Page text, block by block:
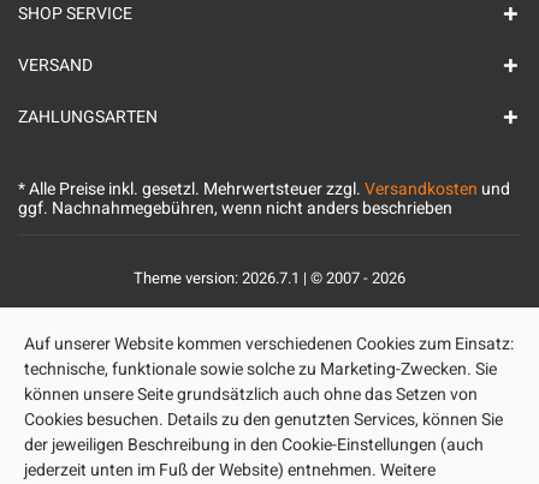
SHOP SERVICE
VERSAND
ZAHLUNGSARTEN
* Alle Preise inkl. gesetzl. Mehrwertsteuer zzgl.Versandkosten und
ggf. Nachnahmegebühren, wenn nicht anders beschrieben
Theme version: 2026.7.1 | © 2007 - 2026
Auf unserer Website kommen verschiedenen Cookies zum Einsatz:
technische, funktionale sowie solche zu Marketing-Zwecken. Sie
können unsere Seite grundsätzlich auch ohne das Setzen von
Cookies besuchen. Details zu den genutzten Services, können Sie
der jeweiligen Beschreibung in den Cookie-Einstellungen (auch
jederzeit unten im Fuß der Website) entnehmen. Weitere